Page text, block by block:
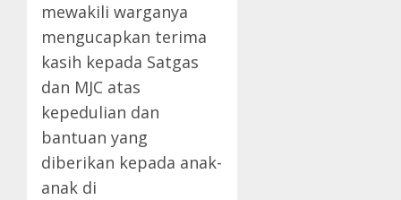
mewakili warganya
mengucapkan terima
kasih kepada Satgas
dan MJC atas
kepedulian dan
bantuan yang
diberikan kepada anak-
anak di